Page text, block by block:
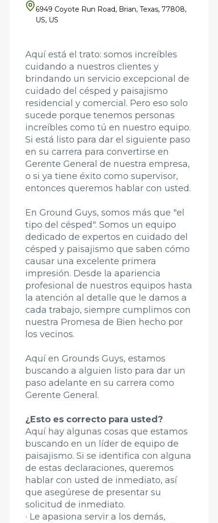
6949 Coyote Run Road, Brian, Texas, 77808,
US, US
Aquí está el trato: somos increíbles
cuidando a nuestros clientes y
brindando un servicio excepcional de
cuidado del césped y paisajismo
residencial y comercial. Pero eso solo
sucede porque tenemos personas
increíbles como tú en nuestro equipo.
Si está listo para dar el siguiente paso
en su carrera para convertirse en
Gerente General de nuestra empresa,
o si ya tiene éxito como supervisor,
entonces queremos hablar con usted.
En Ground Guys, somos más que "el
tipo del césped". Somos un equipo
dedicado de expertos en cuidado del
césped y paisajismo que saben cómo
causar una excelente primera
impresión. Desde la apariencia
profesional de nuestros equipos hasta
la atención al detalle que le damos a
cada trabajo, siempre cumplimos con
nuestra Promesa de Bien hecho por
los vecinos.
Aquí en Grounds Guys, estamos
buscando a alguien listo para dar un
paso adelante en su carrera como
Gerente General.
¿Esto es correcto para usted?
Aquí hay algunas cosas que estamos
buscando en un líder de equipo de
paisajismo. Si se identifica con alguna
de estas declaraciones, queremos
hablar con usted de inmediato, así
que asegúrese de presentar su
solicitud de inmediato.
· Le apasiona servir a los demás,